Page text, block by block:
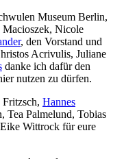
Museum Berlin,
Macioszek, Nicole
, den Vorstand und
Acrivulis, Juliane
danke ich dafür den
nutzen zu dürfen.
Hannes
Tea Palmelund, Tobias
Wittrock für eure